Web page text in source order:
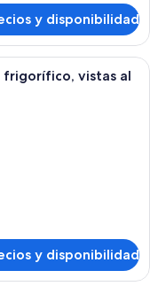
y disponibilidad
de hotel con dos camas,
frigorífico, vistas al
y disponibilidad